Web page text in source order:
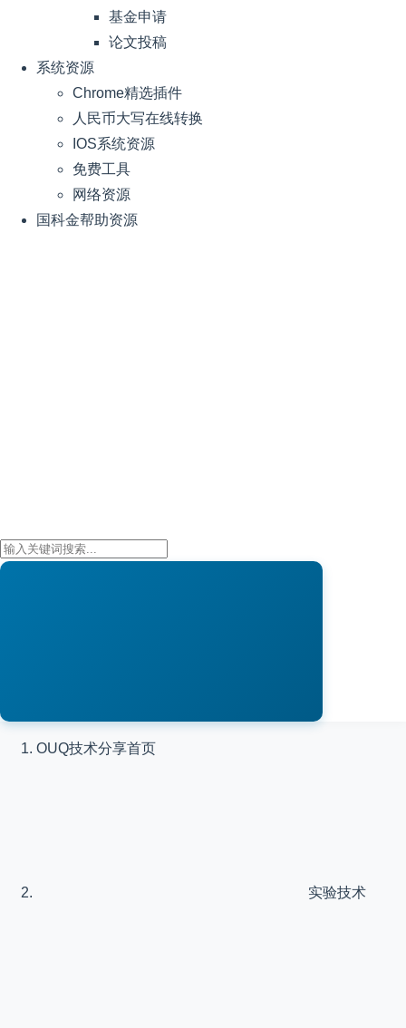
基金申请
论文投稿
系统资源
Chrome精选插件
人民币大写在线转换
IOS系统资源
免费工具
网络资源
国科金帮助资源
OUQ技术分享首页
实验技术